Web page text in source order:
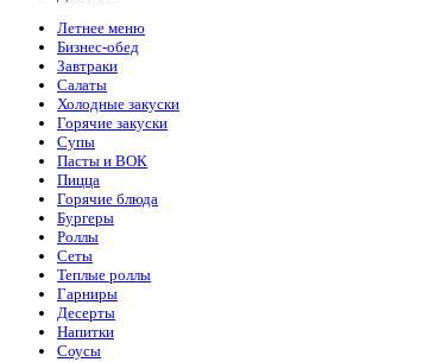
Летнее меню
Бизнес-обед
Завтраки
Салаты
Холодные закуски
Горячие закуски
Супы
Пасты и ВОК
Пицца
Горячие блюда
Бургеры
Роллы
Сеты
Теплые роллы
Гарниры
Десерты
Напитки
Соусы